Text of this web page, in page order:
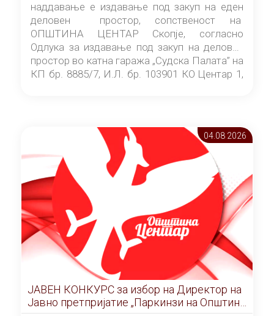
наддавање е издавање под закуп на еден
деловен простор, сопственост на
ОПШТИНА ЦЕНТАР Скопје, согласно
Одлука за издавање под закуп на деловен
простор во катна гаража „Судска Палата” на
КП бр. 8885/7, И.Л. бр. 103901 КО Центар 1,
Скопје” број 9/2026), за времетраење од 3
(три) години од денот на потпишувањето на
Договорот за закуп со најповолниот
понудувач.
04.08 2026
ЈАВЕН КОНКУРС за избор на Директор на
Јавно претпријатие „Паркинзи на Општина